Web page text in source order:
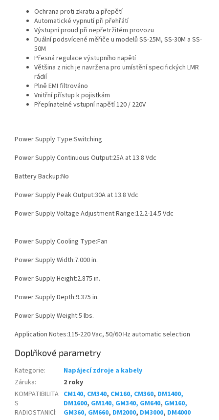
Ochrana proti zkratu a přepětí
Automatické vypnutí při přehřátí
Výstupní proud při nepřetržitém provozu
Duální podsvícené měřiče u modelů SS-25M, SS-30M a SS-
50M
Přesná regulace výstupního napětí
Většina z nich je navržena pro umístění specifických LMR
rádií
Plně EMI filtrováno
Vnitřní přístup k pojistkám
Přepínatelné vstupní napětí 120 / 220V
Power Supply Type:Switching
Power Supply Continuous Output:25A at 13.8 Vdc
Battery Backup:No
Power Supply Peak Output:30A at 13.8 Vdc
Power Supply Voltage Adjustment Range:12.2-14.5 Vdc
Power Supply Cooling Type:Fan
Power Supply Width:7.000 in.
Power Supply Height:2.875 in.
Power Supply Depth:9.375 in.
Power Supply Weight:5 lbs.
Application Notes:115-220 Vac, 50/60 Hz automatic selection
Doplňkové parametry
Kategorie:
Napájecí zdroje a kabely
Záruka:
2 roky
KOMPATIBILITA
S
RADIOSTANICÍ:
CM140, CM340, CM160, CM360, DM1400,
DM1600, GM140, GM340, GM640, GM160,
GM360, GM660, DM2000, DM3000, DM4000